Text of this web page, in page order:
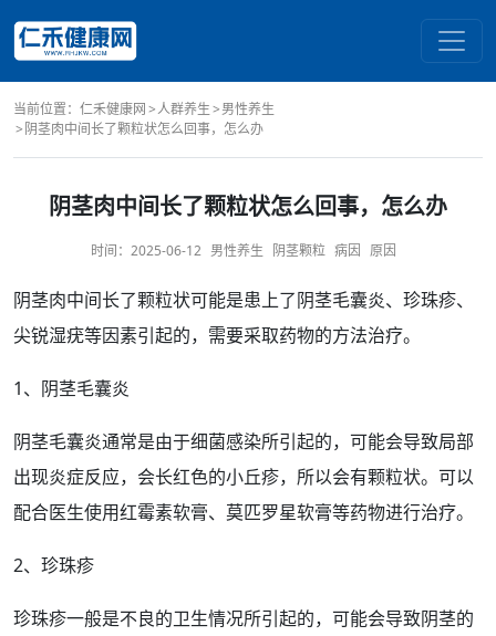
当前位置： 仁禾健康网 人群养生
男性养生
阴茎肉中间长了颗粒状怎么回事，怎么办
阴茎肉中间长了颗粒状怎么回事，怎么办
时间： 2025-06-12 男性养生 阴茎颗粒 病因 原因
阴茎肉中间长了颗粒状可能是患上了阴茎毛囊炎、 珍珠疹、
尖锐湿疣等因素引起的，需要采取药物的方法治疗。
1、阴茎毛囊炎
阴茎毛囊炎通常是由于细菌感染所引起的，可能会导致局部
出现炎症反应，会长红色的小丘疹，所以会有颗粒状。可以
配合医生使用红霉素软膏、 莫匹罗星软膏等药物进行治疗。
2、珍珠疹
珍珠疹一般是不良的卫生情况所引起的，可能会导致阴茎的